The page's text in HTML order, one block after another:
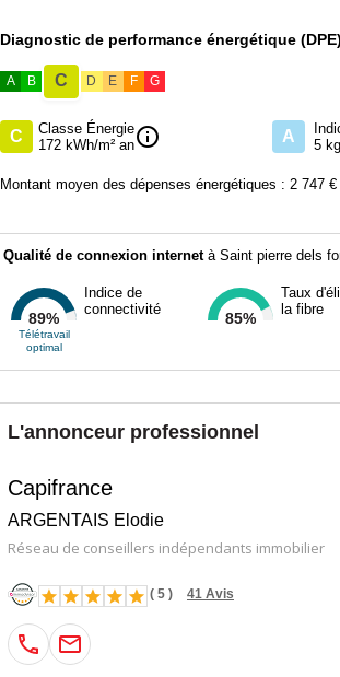
Diagnostic de performance énergétique (DPE)
A B C D E F G
C
Classe Énergie
172 kWh/m² aninfo A
5
Montant moyen des dépenses énergétiques : 2 747 €
Qualité de connexion internetà Saint pierre dels
89%
Télétravail
optimal
Indice de
connectivité
85%
Taux
la fibre
L'annonceur professionnel
Capifrance
ARGENTAIS Elodie
Réseau de conseillers indépendants immobilier
( 5 ) 41 Avis